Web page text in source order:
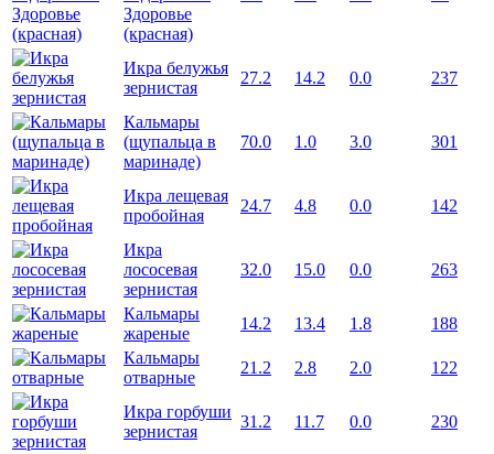
Здоровье
(красная)
Икра белужья
зернистая
27.2 14.2 0.0 237
Кальмары
(щупальца в
маринаде)
70.0 1.0 3.0 301
Икра лещевая
пробойная
24.7 4.8 0.0 142
Икра
лососевая
зернистая
32.0 15.0 0.0 263
Кальмары
жареные
14.2 13.4 1.8
188
Кальмары
отварные
21.2 2.8 2.0 122
Икра горбуши
зернистая
31.2 11.7 0.0 230